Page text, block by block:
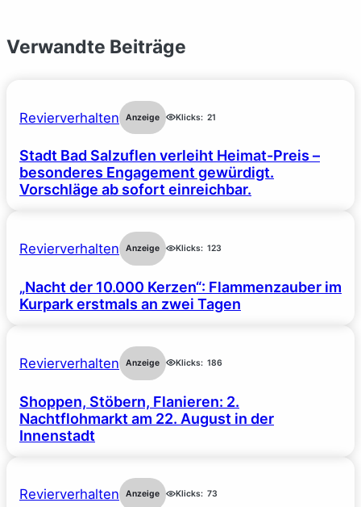
Verwandte Beiträge
Revierverhalten Anzeige Klicks: 21
Stadt Bad Salzuflen verleiht Heimat-Preis –
besonderes Engagement gewürdigt.
Vorschläge ab sofort einreichbar.
Revierverhalten Anzeige Klicks: 123
„Nacht der 10.000 Kerzen“: Flammenzauber im
Kurpark erstmals an zwei Tagen
Revierverhalten Anzeige Klicks: 186
Shoppen, Stöbern, Flanieren: 2.
Nachtflohmarkt am 22. August in der
Innenstadt
Revierverhalten Anzeige Klicks: 73